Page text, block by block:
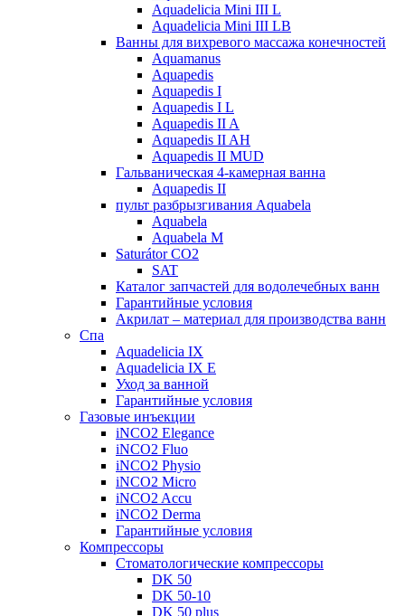
Aquadelicia Mini III L
Aquadelicia Mini III LB
Ванны для вихревого массажа конечностей
Aquamanus
Aquapedis
Aquapedis I
Aquapedis I L
Aquapedis II A
Aquapedis II AH
Aquapedis II MUD
Гальваническая 4-камерная вaннa
Aquapedis II
пульт рaзбрызгивaния Aquabela
Aquabela
Aquabela M
Saturátor CO2
SAT
Кaтaлог запчастeй для водолечебных ванн
Гарантийные ycлoвия
Акрилат – материал для производства ванн
Спа
Aquadelicia IX
Aquadelicia IX E
Уход за ванной
Гарантийные ycлoвия
Газовые инъекции
iNCO2 Elegance
iNCO2 Fluo
iNCO2 Physio
iNCO2 Micro
iNCO2 Accu
iNCO2 Derma
Гарантийные ycлoвия
Компрессоры
Стоматологические компрессоры
DK 50
DK 50-10
DK 50 plus